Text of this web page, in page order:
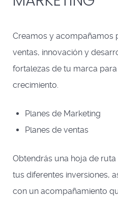
Creamos y acompañamos
ventas, innovación y
fortalezas de tu marca
crecimiento.
Planes de Marketing
Planes de ventas
Obtendrás una hoja de
tus diferentes inversiones,
con un acompañamiento